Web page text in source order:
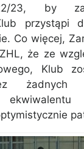
23, by
przystąpi
Co więcej,
że ze
Klub
żadnych